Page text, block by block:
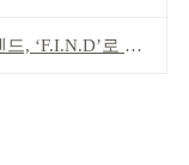
로 읽는다